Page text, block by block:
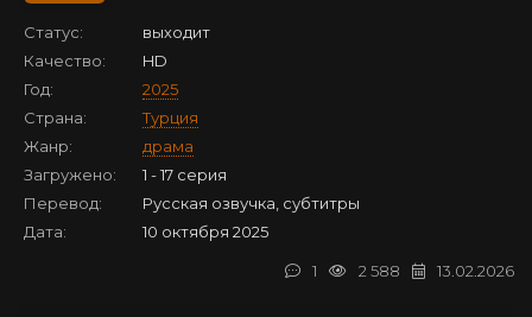
Статус:
выходит
Качество:
HD
Год:
2025
Страна:
Турция
Жанр:
драма
Загружено:
1 - 17 серия
Перевод:
Русская озвучка, субтитры
Дата:
10 октября 2025
13.02.2026
2 588
1